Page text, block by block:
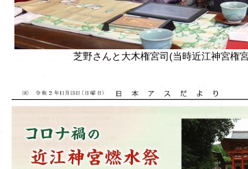
芝野さんと大木権宮司(当時近江神宮権